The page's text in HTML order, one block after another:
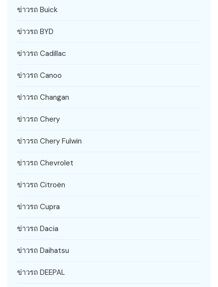
ข่าวรถ Buick
ข่าวรถ BYD
ข่าวรถ Cadillac
ข่าวรถ Canoo
ข่าวรถ Changan
ข่าวรถ Chery
ข่าวรถ Chery Fulwin
ข่าวรถ Chevrolet
ข่าวรถ Citroën
ข่าวรถ Cupra
ข่าวรถ Dacia
ข่าวรถ Daihatsu
ข่าวรถ DEEPAL